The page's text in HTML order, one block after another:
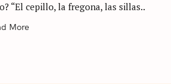
“El cepillo, la fregona, las sillas..
More